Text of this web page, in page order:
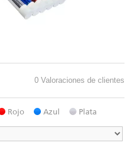
0 Valoraciones de clientes
Rojo Azul Plata